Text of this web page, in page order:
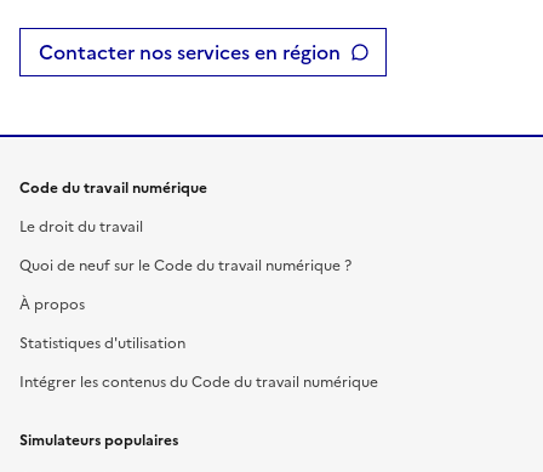
Contacter nos services en région
Code du travail numérique
Le droit du travail
Quoi de neuf sur le Code du travail numérique ?
À propos
Statistiques d'utilisation
Intégrer les contenus du Code du travail numérique
Simulateurs populaires